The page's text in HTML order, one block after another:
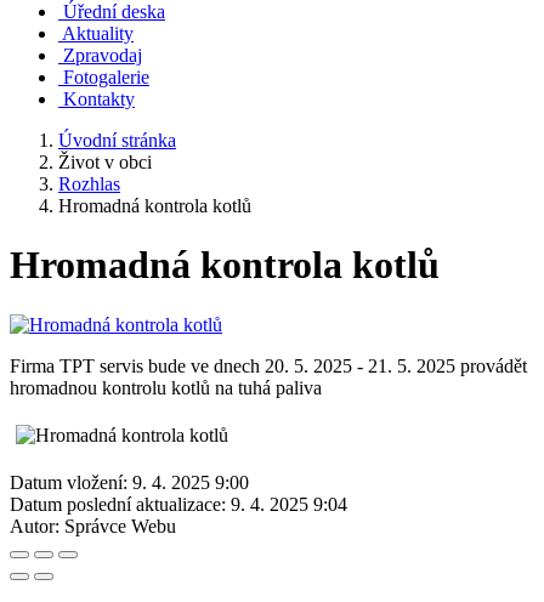
Úřední deska
Aktuality
Zpravodaj
Fotogalerie
Kontakty
Úvodní stránka
Život v obci
Rozhlas
Hromadná kontrola kotlů
Hromadná kontrola kotlů
Firma TPT servis bude ve dnech 20. 5. 2025 - 21. 5. 2025 provádět
hromadnou kontrolu kotlů na tuhá paliva
Datum vložení: 9. 4. 2025 9:00
Datum poslední aktualizace: 9. 4. 2025 9:04
Autor: Správce Webu